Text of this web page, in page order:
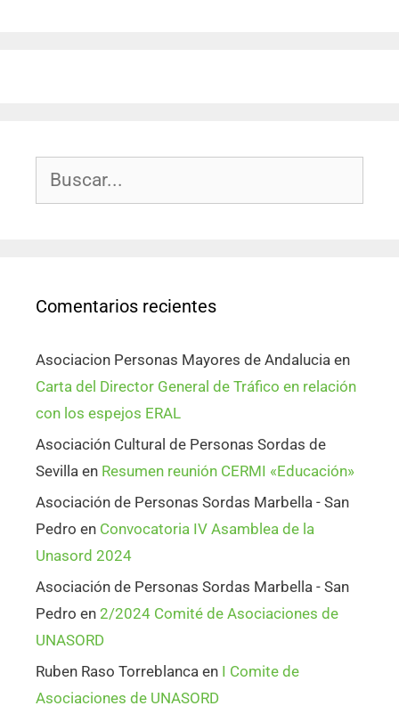
Comentarios recientes
Asociacion Personas Mayores de Andalucia en
Carta del Director General de Tráfico en relación
con los espejos ERAL
Asociación Cultural de Personas Sordas de
Sevilla en Resumen reunión CERMI «Educación»
Asociación de Personas Sordas Marbella - San
Pedro en Convocatoria IV Asamblea de la
Unasord 2024
Asociación de Personas Sordas Marbella - San
Pedro en 2/2024 Comité de Asociaciones de
UNASORD
Ruben Raso Torreblanca en I Comite de
Asociaciones de UNASORD